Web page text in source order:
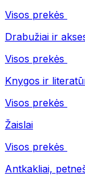
Visos prekės
Drabužiai ir
Visos prekės
Knygos ir
Visos prekės
Žaislai
Visos prekės
Antkakliai,